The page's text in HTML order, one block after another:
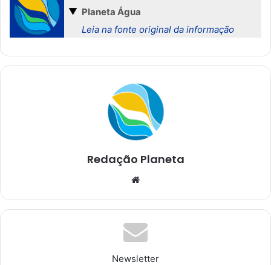
▼ Planeta Água
Leia na fonte original da informação
Redação Planeta
te
Newsletter